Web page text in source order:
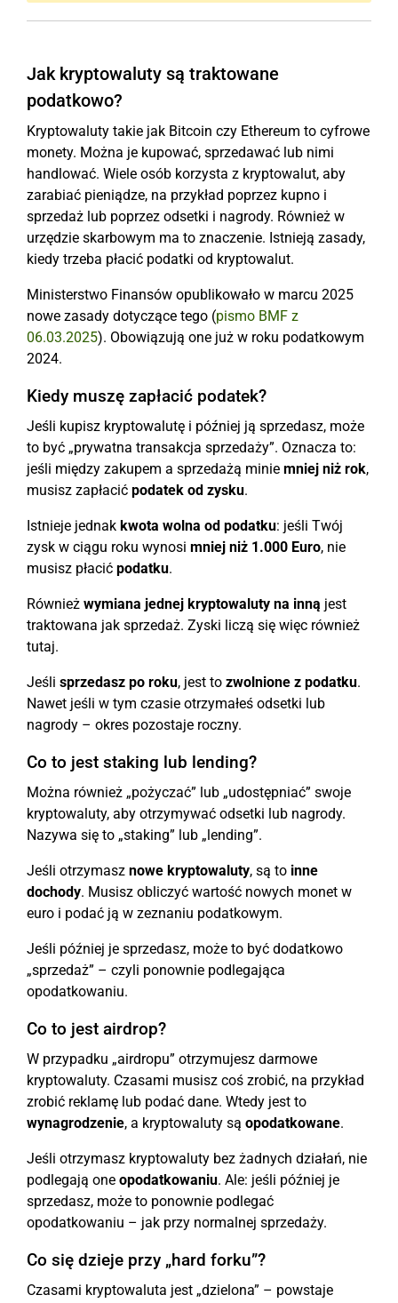
Jak kryptowaluty są traktowane
podatkowo?
Kryptowaluty takie jak Bitcoin czy Ethereum to cyfrowe
monety. Można je kupować, sprzedawać lub nimi
handlować. Wiele osób korzysta z kryptowalut, aby
zarabiać pieniądze, na przykład poprzez kupno i
sprzedaż lub poprzez odsetki i nagrody. Również w
urzędzie skarbowym ma to znaczenie. Istnieją zasady,
kiedy trzeba płacić podatki od kryptowalut.
Ministerstwo Finansów opublikowało w marcu 2025
nowe zasady dotyczące tego (pismo BMF z
06.03.2025). Obowiązują one już w roku podatkowym
2024.
Kiedy muszę zapłacić podatek?
Jeśli kupisz kryptowalutę i później ją sprzedasz, może
to być „prywatna transakcja sprzedaży”. Oznacza to:
jeśli między zakupem a sprzedażą minie mniej niż rok,
musisz zapłacić podatek od zysku.
Istnieje jednak kwota wolna od podatku: jeśli Twój
zysk w ciągu roku wynosi mniej niż 1.000 Euro, nie
musisz płacić podatku.
Również wymiana jednej kryptowaluty na inną jest
traktowana jak sprzedaż. Zyski liczą się więc również
tutaj.
Jeśli sprzedasz po roku, jest to zwolnione z podatku.
Nawet jeśli w tym czasie otrzymałeś odsetki lub
nagrody – okres pozostaje roczny.
Co to jest staking lub lending?
Można również „pożyczać” lub „udostępniać” swoje
kryptowaluty, aby otrzymywać odsetki lub nagrody.
Nazywa się to „staking” lub „lending”.
Jeśli otrzymasz nowe kryptowaluty, są to inne
dochody. Musisz obliczyć wartość nowych monet w
euro i podać ją w zeznaniu podatkowym.
Jeśli później je sprzedasz, może to być dodatkowo
„sprzedaż” – czyli ponownie podlegająca
opodatkowaniu.
Co to jest airdrop?
W przypadku „airdropu” otrzymujesz darmowe
kryptowaluty. Czasami musisz coś zrobić, na przykład
zrobić reklamę lub podać dane. Wtedy jest to
wynagrodzenie, a kryptowaluty są opodatkowane.
Jeśli otrzymasz kryptowaluty bez żadnych działań, nie
podlegają one opodatkowaniu. Ale: jeśli później je
sprzedasz, może to ponownie podlegać
opodatkowaniu – jak przy normalnej sprzedaży.
Co się dzieje przy „hard forku”?
Czasami kryptowaluta jest „dzielona” – powstaje